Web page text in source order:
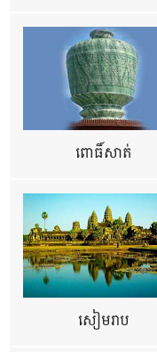
ពោធិ៍សាត់
សៀមរាប